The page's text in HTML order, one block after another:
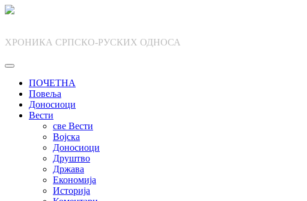
Skip
ХРОНИКА СРПСКО-РУСКИХ ОДНОСА
ПОЧЕТНА
Повеља
Доносиоци
Вести
све Вести
Војска
Доносиоци
Друштво
Држава
Економија
Историја